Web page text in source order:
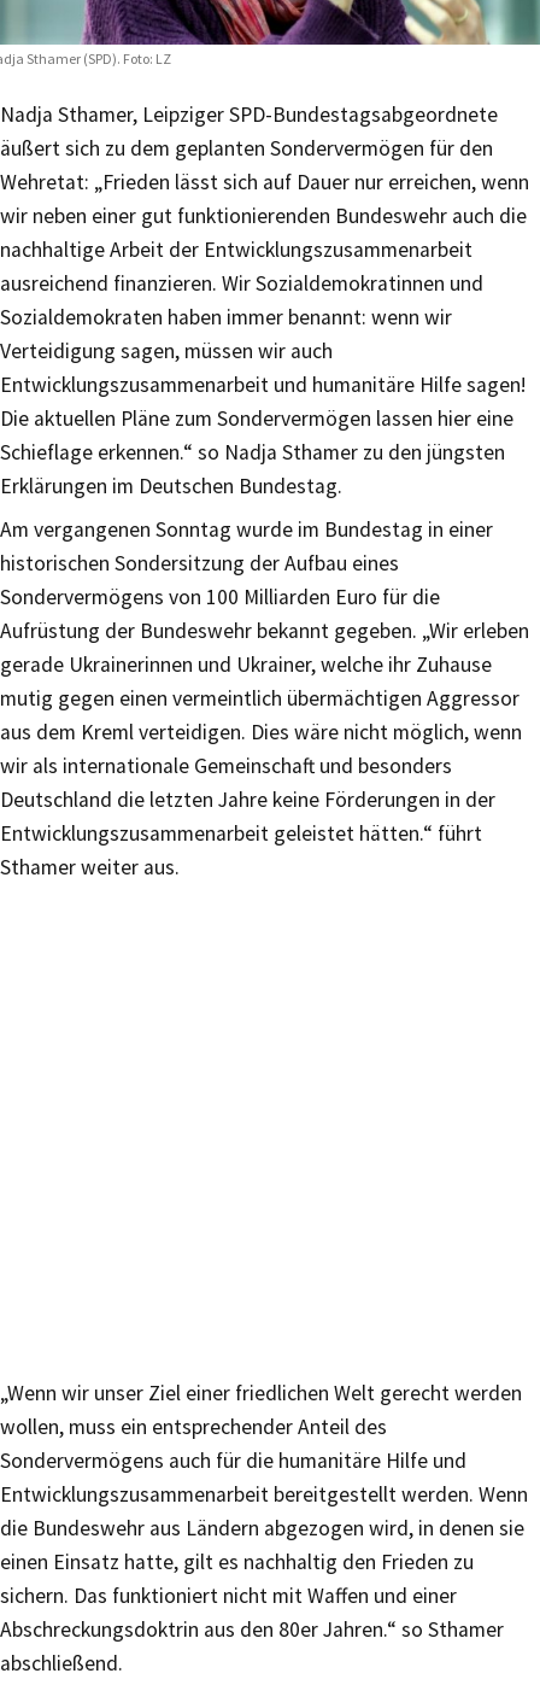
Sthamer (SPD). Foto: LZ
Nadja Sthamer, Leipziger SPD-Bundestagsabgeordnete
äußert sich zu dem geplanten Sondervermögen für den
Wehretat: „Frieden lässt sich auf Dauer nur erreichen, wenn
wir neben einer gut funktionierenden Bundeswehr auch die
nachhaltige Arbeit der Entwicklungszusammenarbeit
ausreichend finanzieren. Wir Sozialdemokratinnen und
Sozialdemokraten haben immer benannt: wenn wir
Verteidigung sagen, müssen wir auch
Entwicklungszusammenarbeit und humanitäre Hilfe sagen!
Die aktuellen Pläne zum Sondervermögen lassen hier eine
Schieflage erkennen.“ so Nadja Sthamer zu den jüngsten
Erklärungen im Deutschen Bundestag.
Am vergangenen Sonntag wurde im Bundestag in einer
historischen Sondersitzung der Aufbau eines
Sondervermögens von 100 Milliarden Euro für die
Aufrüstung der Bundeswehr bekannt gegeben. „Wir erleben
gerade Ukrainerinnen und Ukrainer, welche ihr Zuhause
mutig gegen einen vermeintlich übermächtigen Aggressor
aus dem Kreml verteidigen. Dies wäre nicht möglich, wenn
wir als internationale Gemeinschaft und besonders
Deutschland die letzten Jahre keine Förderungen in der
Entwicklungszusammenarbeit geleistet hätten.“ führt
Sthamer weiter aus.
„Wenn wir unser Ziel einer friedlichen Welt gerecht werden
wollen, muss ein entsprechender Anteil des
Sondervermögens auch für die humanitäre Hilfe und
Entwicklungszusammenarbeit bereitgestellt werden. Wenn
die Bundeswehr aus Ländern abgezogen wird, in denen sie
einen Einsatz hatte, gilt es nachhaltig den Frieden zu
sichern. Das funktioniert nicht mit Waffen und einer
Abschreckungsdoktrin aus den 80er Jahren.“ so Sthamer
abschließend.